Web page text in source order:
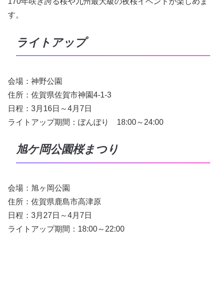
す。
ライトアップ
会場：神野公園
住所：佐賀県佐賀市神園4-1-3
日程：3月16日～4月7日
ライトアップ期間：ぼんぼり 18:00～24:00
旭ケ岡公園桜まつり
会場：旭ヶ岡公園
住所：佐賀県鹿島市高津原
日程：3月27日～4月7日
ライトアップ期間：18:00～22:00